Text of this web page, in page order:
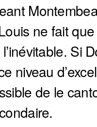
ne fait que
Si
niveau
de le